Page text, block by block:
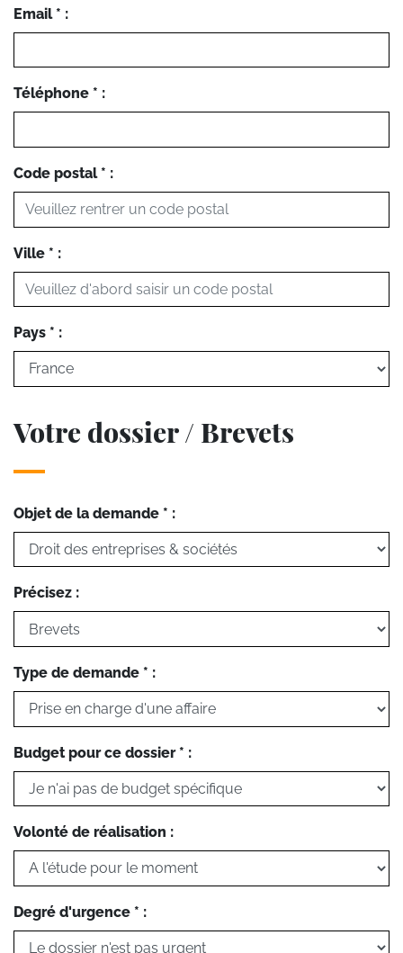
Email * :
Téléphone * :
Code postal * :
Ville * :
Pays * :
Votre dossier / Brevets
Objet de la demande * :
Précisez :
Type de demande * :
Budget pour ce dossier * :
Volonté de réalisation :
Degré d'urgence * :